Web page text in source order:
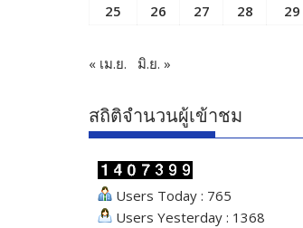
25
26 27 28 29
« เม.ย. มิ.ย. »
สถิติจำนวนผู้เข้าชม
Users Today : 765
Users Yesterday : 1368